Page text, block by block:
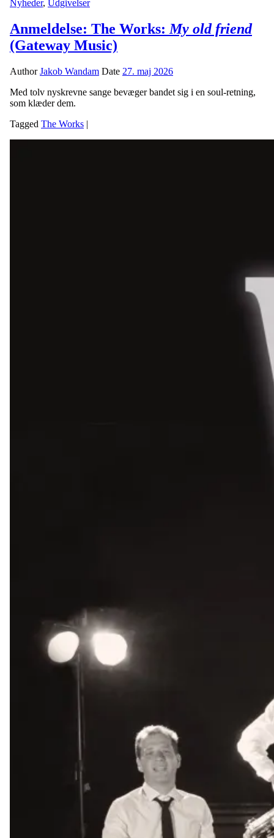
Nyheder, Udgivelser
Anmeldelse: The Works: My old friend
(Gateway Music)
AuthorJakob Wandam Date 27. maj 2026
Med tolv nyskrevne sange bevæger bandet sig i en soul-retning,
som klæder dem.
Tagged The Works |